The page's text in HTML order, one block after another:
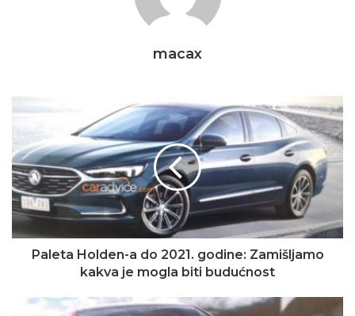
macax
Paleta Holden-a do 2021. godine: Zamišljamo
kakva je mogla biti budućnost